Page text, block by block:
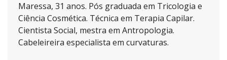
Maressa, 31 anos. Pós graduada em Tricologia e
Ciência Cosmética. Técnica em Terapia Capilar.
Cientista Social, mestra em Antropologia.
Cabeleireira especialista em curvaturas.